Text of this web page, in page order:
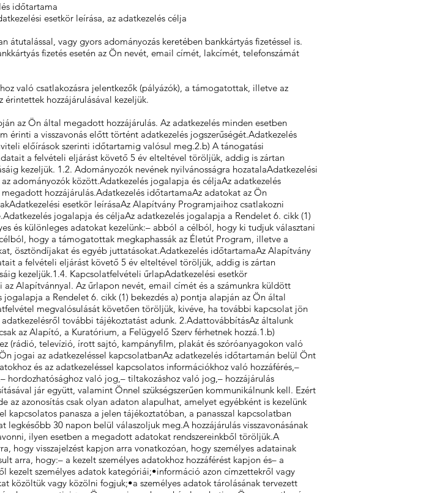
időtartama
esetkör leírása, az adatkezelés célja
vagy gyors adományozás keretében bankkártyás fizetéssel is.
fizetés esetén az Ön nevét, email címét, lakcímét, telefonszámát
való csatlakozásra jelentkezők (pályázók), a támogatottak, illetve az
hozzájárulásával kezeljük.
az Ön által megadott hozzájárulás. Az adatkezelés minden esetben
érinti a visszavonás előtt történt adatkezelés jogszerűségét.Adatkezelés
előírások szerinti időtartamig valósul meg.2.b) A tánogatási
a felvételi eljárást követő 5 év elteltével töröljük, addig is zártan
kezeljük. 1.2. Adományozók nevének nyilvánosságra hozatalaAdatkezelési
adományozók között.Adatkezelés jogalapja és céljaAz adatkezelés
hozzájárulás.Adatkezelés időtartamaAz adatokat az Ön
esetkör leírásaAz Alapítvány Programjaihoz csatlakozni
jogalapja és céljaAz adatkezelés jogalapja a Rendelet 6. cikk (1)
és különleges adatokat kezelünk:– abból a célból, hogy ki tudjuk választani
hogy a támogatottak megkaphassák az Életút Program, illetve a
ösztöndíjakat és egyéb juttatásokat.Adatkezelés időtartamaAz Alapítvány
a felvételi eljárást követő 5 év elteltével töröljük, addig is zártan
kezeljük.1.4. Kapcsolatfelvételi űrlapAdatkezelési esetkör
Alapítvánnyal. Az űrlapon nevét, email címét és a számunkra küldött
a Rendelet 6. cikk (1) bekezdés a) pontja alapján az Ön által
megvalósulását követően töröljük, kivéve, ha további kapcsolat jön
további tájékoztatást adunk. 2.AdattovábbításAz általunk
az Alapító, a Kuratórium, a Felügyelő Szerv férhetnek hozzá.1.b)
(rádió, televízió, írott sajtó, kampányfilm, plakát és szóróanyagokon való
jogai az adatkezeléssel kapcsolatbanAz adatkezelés időtartamán belül Önt
és az adatkezeléssel kapcsolatos információkhoz való hozzáférés,–
hordozhatósághoz való jog,– tiltakozáshoz való jog,– hozzájárulás
jár együtt, valamint Önnel szükségszerűen kommunikálnunk kell. Ezért
az azonosítás csak olyan adaton alapulhat, amelyet egyébként is kezelünk
panasza a jelen tájékoztatóban, a panasszal kapcsolatban
30 napon belül válaszoljuk meg.A hozzájárulás visszavonásának
ilyen esetben a megadott adatokat rendszereinkből töröljük.A
hogy visszajelzést kapjon arra vonatkozóan, hogy személyes adatainak
arra, hogy:– a kezelt személyes adatokhoz hozzáférést kapjon és– a
kezelt személyes adatok kategóriái;•információ azon címzettekről vagy
közöltük vagy közölni fogjuk;•a személyes adatok tárolásának tervezett